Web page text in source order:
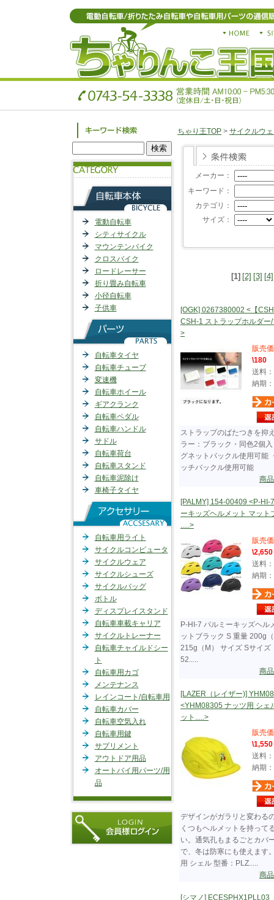
電動自転車
シティサイクル
マウンテンバイク
クロスバイク
ロードレーサー
折り畳み自転車
小径自転車
子供車
自転車タイヤ
自転車チューブ
変速機
自転車ホイール
ギアクランク
自転車ペダル
自転車ハンドル
サドル
自転車荷台
自転車スタンド
自転車泥除け
車椅子タイヤ
自転車用ライト
サイクルコンピュータ
サイクルウェア
サイクルシューズ
サイクルバッグ
ボトル
ディスプレイスタンド
自転車車載キャリア
サイクルトレーナー
自転車チャイルドシー
ト
自転車用カゴ
メンテナンス
レインコート/自転車用
自転車カバー
自転車空気入れ
自転車用鍵
サプリメント
アウトドア用品
オートバイ用パーツ/用
品
ちゃり王TOP > サイクルウ
メーカー：
キーワード：
カテゴリ：
サイズ：
[1] [2] [3] [4]
[OGK] 0267380002 <【
CSH-1 ストラップホルダー
>
販売
\180
送料
納期
ストラップのばたつきを抑
ラー：ブラック・同色2個
グネットバックル使用可能
ッチバックル使用可能
商
[PALMY] 154-00409 <P-HI-
ーキッズヘルメット マット
.....>
販売
\2,650
送料
納期
P-HI-7 パルミーキッズヘル
ットブラック S 重量 200g
215g（M） サイズ Sサイズ
52.....
商
[LAZER（レイザー)]
<YHM08305 ナッツ用 シェ
ット.....>
販売
\1,550
送料
納期
デザインがガラリと変わる
くつもヘルメットを持って
い。通気孔もまるごとカバ
で、冬は防寒にも使えます
用 シェル 型番：PLZ.....
商
[シマノ] ECESPHX1PLL03